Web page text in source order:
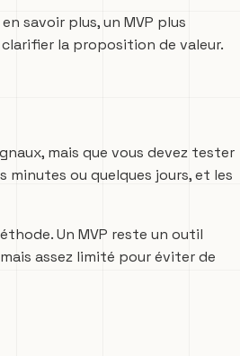
savoir plus, un MVP plus
la proposition de valeur.
mais que vous devez tester
minutes ou quelques jours, et les
Un MVP reste un outil
assez limité pour éviter de